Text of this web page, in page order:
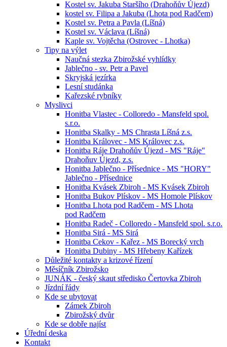
Kostel sv. Jakuba Staršího (Drahoňův Újezd)
kostel sv. Filipa a Jakuba (Lhota pod Radčem)
Kostel sv. Petra a Pavla (Líšná)
Kostel sv. Václava (Líšná)
Kaple sv. Vojtěcha (Ostrovec - Lhotka)
Tipy na výlet
Naučná stezka Zbirožské vyhlídky
Jablečno - sv. Petr a Pavel
Skryjská jezírka
Lesní studánka
Kařezské rybníky
Myslivci
Honitba Vlastec - Colloredo - Mansfeld spol.
s.r.o.
Honitba Skalky - MS Chrasta Líšná z.s.
Honitba Královec - MS Královec z.s.
Honitba Ráje Drahoňův Újezd - MS "Ráje"
Drahoňuv Újezd, z.s.
Honitba Jablečno - Přísednice - MS "HORY"
Jablečno - Přísednice
Honitba Kvásek Zbiroh - MS Kvásek Zbiroh
Honitba Bukov Plískov - MS Homole Plískov
Honitba Lhota pod Radčem - MS Lhota
pod Radčem
Honitba Radeč - Colloredo - Mansfeld spol. s.r.o.
Honitba Sirá - MS Sirá
Honitba Cekov - Kařez - MS Borecký vrch
Honitba Dubiny - MS Hřebeny Kařízek
Důležité kontakty a krizové řízení
Měsíčník Zbirožsko
JUNÁK - český skaut středisko Čertovka Zbiroh
Jízdní řády
Kde se ubytovat
Zámek Zbiroh
Zbirožský dvůr
Kde se dobře najíst
Úřední deska
Kontakt